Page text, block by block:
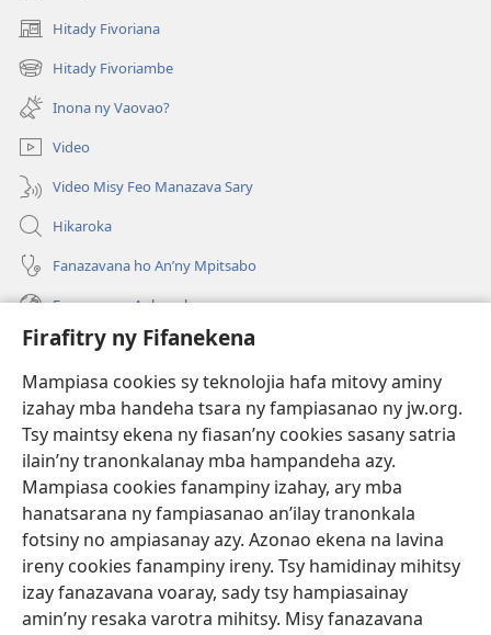
Firafitry ny Fifanekena
Mampiasa cookies sy teknolojia hafa mitovy aminy
izahay mba handeha tsara ny fampiasanao ny jw.org.
Tsy maintsy ekena ny fiasan’ny cookies sasany satria
ilain’ny tranonkalanay mba hampandeha azy.
Mampiasa cookies fanampiny izahay, ary mba
hanatsarana ny fampiasanao an’ilay tranonkala
fotsiny no ampiasanay azy. Azonao ekena na lavina
ireny cookies fanampiny ireny. Tsy hamidinay mihitsy
izay fanazavana voaray, sady tsy hampiasainay
amin’ny resaka varotra mihitsy. Misy fanazavana
Hitady Fivoriana
(manokatra
rohy) Hitady Fivoriambe
(manokatra
rohy) Inona ny Vaovao?
Video
Video Misy Feo Manazava Sary
Hikaroka
Fanazavana ho An’ny Mpitsabo
Fanazavana Ankapobeny
Fanampiana
Fanomezana
(manokatra
rohy)
FITEHIRIZAM-BOKIN’NY Vavolombelon’i Jehovah
(manokatra
rohy)
JW Hub
(manokatra
rohy)
JW Library
Watchtower Library ®